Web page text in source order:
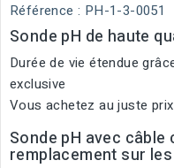
Référence : PH-1-3-0051
Sonde pH de haute
Durée de vie étendue
exclusive
Vous achetez au juste
Sonde pH avec
remplacement sur